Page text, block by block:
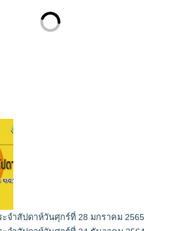
จำสัปดาห์วันศุกร์ที่ 28 มกราคม 2565